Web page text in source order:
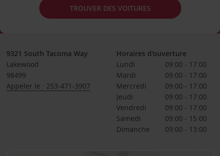
TROUVER DES VOITURES
9321 South Tacoma Way
Lakewood
98499
Appeler le : 253-471-3907
Horaires d'ouverture
Lundi
09:00 - 17:00
Mardi
09:00 - 17:00
Mercredi
09:00 - 17:00
Jeudi
09:00 - 17:00
Vendredi
09:00 - 17:00
Samedi
09:00 - 15:00
Dimanche
09:00 - 13:00